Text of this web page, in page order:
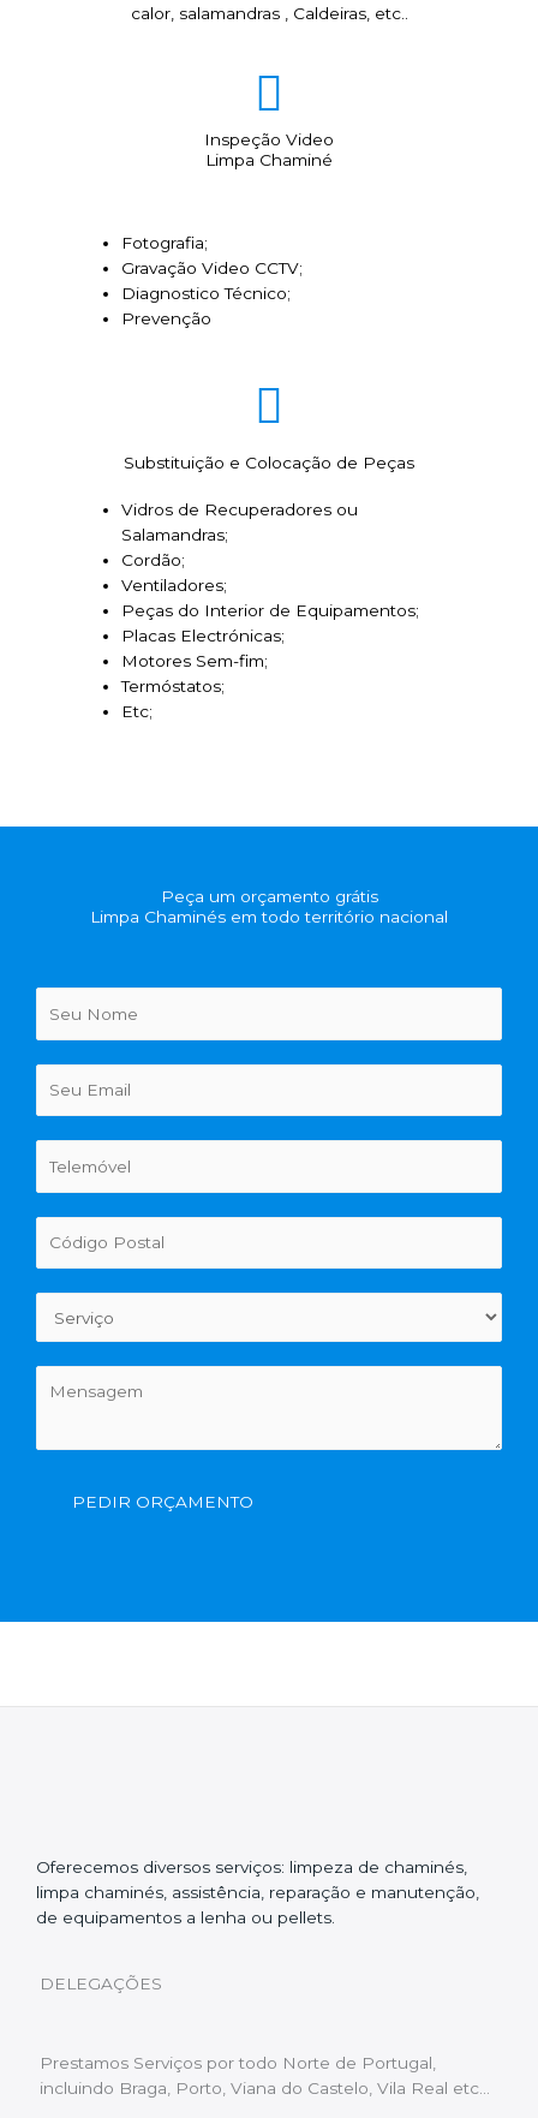
calor, salamandras , Caldeiras, etc..
Inspeção Video
Limpa Chaminé
Fotografia;
Gravação Video CCTV;
Diagnostico Técnico;
Prevenção
Substituição e Colocação de Peças
Vidros de Recuperadores ou
Salamandras;
Cordão;
Ventiladores;
Peças do Interior de Equipamentos;
Placas Electrónicas;
Motores Sem-fim;
Termóstatos;
Etc;
Peça um orçamento grátis
Limpa Chaminés em todo território nacional
PEDIR ORÇAMENTO
Oferecemos diversos serviços: limpeza de chaminés,
limpa chaminés, assistência, reparação e manutenção,
de equipamentos a lenha ou pellets.
DELEGAÇÕES
Prestamos Serviços por todo Norte de Portugal,
incluindo Braga, Porto, Viana do Castelo, Vila Real etc…